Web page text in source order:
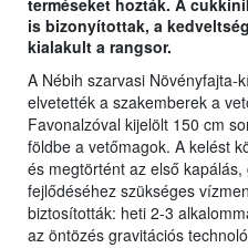
terméseket hozták. A
is bizonyítottak, a
kialakult a rangsor.
A Nébih szarvasi Növényfajta-
elvetették a szakemberek a
Favonalzóval kijelölt 150 cm
földbe a vetőmagok. A kelést
és megtörtént az első
fejlődéséhez szükséges
biztosították: heti 2-3
az öntözés gravitációs